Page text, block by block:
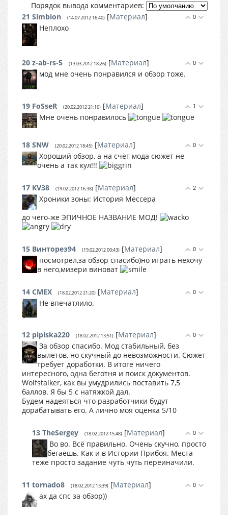
Порядок вывода комментариев:
0
21 Simbion (14.07.2012 16:40) [Материал]
Неплохо
0
20 z-ab-rs-5 (13.03.2012 18:26) [Материал]
мод мне очень понравился и обзор тоже.
1
19 FoSseR (20.02.2012 21:16) [Материал]
Мне очень понравилось
0
18 SNW (20.02.2012 18:45) [Материал]
Хороший обзор, а на счёт мода сюжет не
очень а так кул!!!
2
17 KV38 (19.02.2012 16:38) [Материал]
Хроники зоны: История Мессера
до чего-же ЭПИЧНОЕ НАЗВАНИЕ МОД!
0
15 Винторез94 (19.02.2012 00:43) [Материал]
посмотрел,за обзор спасибо)но играть нехочу
в него,мизери виноват
0
14 CMEX (18.02.2012 21:20) [Материал]
Не впечатлило.
0
12 pipiska220 (18.02.2012 13:51) [Материал]
За обзор спасибо. Мод стабильный, без
вылетов, но скучный до невозможности. Сюжет
требует доработки. В итоге ничего
интересного, одна беготня и поиск документов.
Wolfstalker, как вы умудрились поставить 7,5
баллов. Я бы 5 с натяжкой дал.
Будем надеяться что разработчики будут
дорабатывать его. А лично моя оценка 5/10
0
13 TheSergey (18.02.2012 15:48) [Материал]
Во во. Всё правильно. Очень скучно, просто
бегаешь. Как и в Истории Прибоя. Места
теже просто задание чуть чуть переиначили.
0
11 tornado8 (18.02.2012 13:39) [Материал]
ах да спс за обзор))